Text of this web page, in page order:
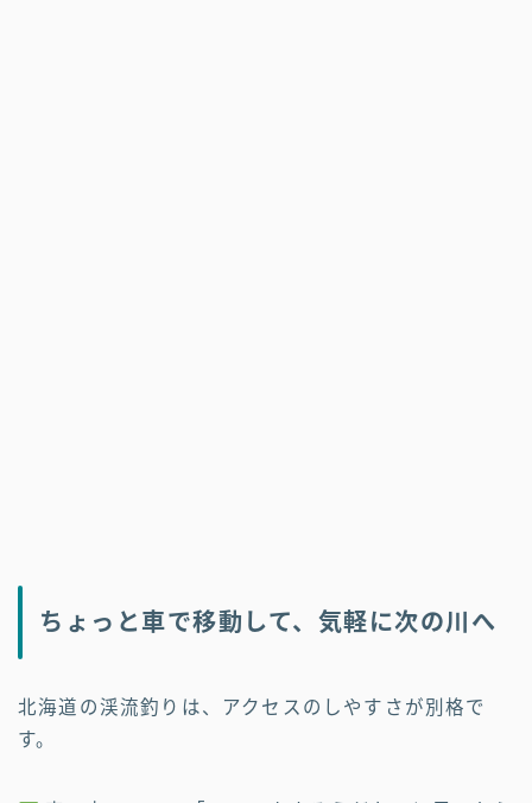
ちょっと車で移動して、気軽に次の川へ
北海道の渓流釣りは、アクセスのしやすさが別格で
す。